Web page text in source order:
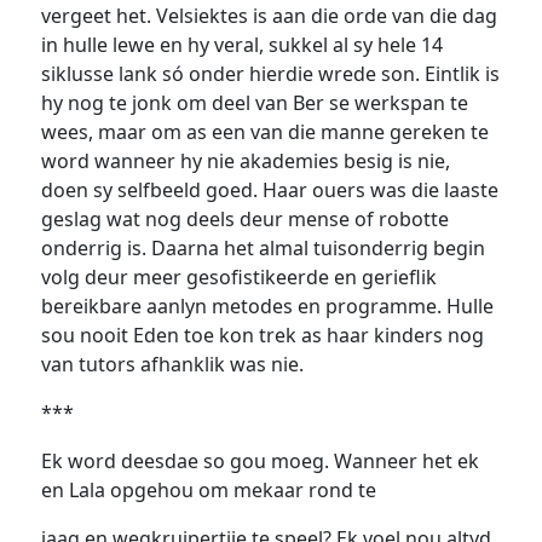
vergeet het. Velsiektes is aan die orde van die dag
in hulle lewe en hy veral, sukkel al sy hele 14
siklusse lank só onder hierdie wrede son. Eintlik is
hy nog te jonk om deel van Ber se werkspan te
wees, maar om as een van die manne gereken te
word wanneer hy nie akademies besig is nie,
doen sy selfbeeld goed. Haar ouers was die laaste
geslag wat nog deels deur mense of robotte
onderrig is. Daarna het almal tuisonderrig begin
volg deur meer gesofistikeerde en gerieflik
bereikbare aanlyn metodes en programme. Hulle
sou nooit Eden toe kon trek as haar kinders nog
van tutors afhanklik was nie.
***
Ek word deesdae so gou moeg. Wanneer het ek
en Lala opgehou om mekaar rond te